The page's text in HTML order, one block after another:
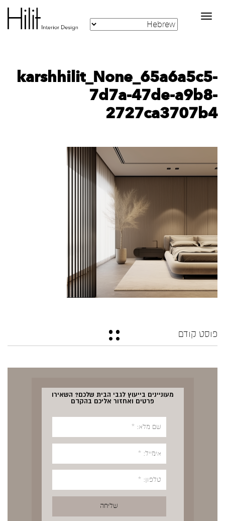
Toggle
navigation
karshhilit_None_65a6a5c5-
7d7a-47de-a9b8-
2727ca3707b4
פוסט קודם
מעוניינים בייעוץ לגבי הבית שלכם? השאירו
פרטים ואחזור אליכם בהקדם